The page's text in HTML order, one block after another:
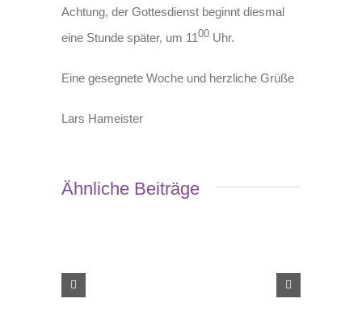
Achtung, der Gottesdienst beginnt diesmal
eine Stunde später, um 1100 Uhr.
Eine gesegnete Woche und herzliche Grüße
Lars Hameister
Ähnliche Beiträge